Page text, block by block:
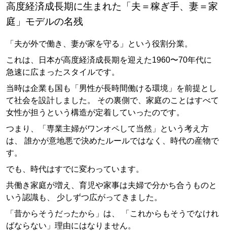
高度経済成長期に生まれた「夫＝稼ぎ手、妻＝家
庭」モデルの名残
「夫が外で働き、妻が家を守る」という役割分業。
これは、日本が高度経済成長期を迎えた1960〜70年代に
急速に広まったスタイルです。
当時は企業も国も「男性が長時間働ける環境」を前提とし
て社会を設計しました。 その裏側で、家庭のことはすべて
女性が担うという構造が定着していったのです。
つまり、「専業主婦がワンオペして当然」という考え方
は、 誰かが意地悪で決めたルールではなく、時代の産物で
す。
でも、時代はすでに変わっています。
共働き家庭が増え、育児や家事は夫婦で分かち合うものと
いう認識も、 少しずつ広がってきました。
「昔からそうだったから」は、 「これからもそうでなけれ
ばならない」理由にはなりません。